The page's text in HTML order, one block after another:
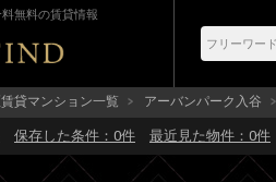
無料の賃貸情報
貸マンション一覧 アーバンパーク入谷
保存した条件： 0件 最近見た物件： 0件